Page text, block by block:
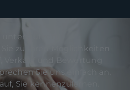
zu Ihren Möglichkeiten
Verkauf und Bewertung
Sie uns einfach an,
Sie kennenzulernen.